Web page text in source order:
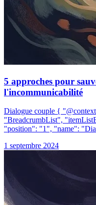
5 approches pour
l'incommunicabilité
Dialogue couple {
"BreadcrumbList",
"position": "1", "name":
1 septembre 2024